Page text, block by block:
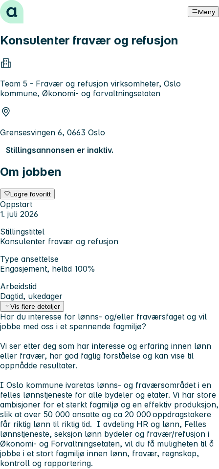
Hopp til innhold Meny
Konsulenter fravær og refusjon
Team 5 - Fravær og refusjon virksomheter, Oslo
kommune, Økonomi- og forvaltningsetaten
Grensesvingen 6, 0663 Oslo
Stillingsannonsen er inaktiv.
Om jobben
Lagre favoritt
Oppstart
1. juli 2026
Stillingstittel
Konsulenter fravær og refusjon
Type ansettelse
Engasjement, heltid 100%
Arbeidstid
Dagtid, ukedager
Vis flere detaljer
Har du interesse for lønns- og/eller fraværsfaget og vil
jobbe med oss i et spennende fagmiljø?
Vi ser etter deg som har interesse og erfaring innen lønn
eller fravær, har god faglig forståelse og kan vise til
oppnådde resultater.
I Oslo kommune ivaretas lønns- og fraværsområdet i en
felles lønnstjeneste for alle bydeler og etater. Vi har store
ambisjoner for et sterkt fagmiljø og en effektiv produksjon,
slik at over 50 000 ansatte og ca 20 000 oppdragstakere
får riktig lønn til riktig tid. I avdeling HR og lønn, Felles
lønnstjeneste, seksjon lønn bydeler og fravær/refusjon i
Økonomi- og Forvaltningsetaten, vil du få muligheten til å
jobbe i et stort fagmiljø innen lønn, fravær, regnskap,
kontroll og rapportering.